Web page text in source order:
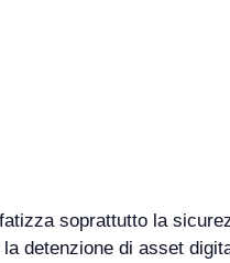
soprattutto la
detenzione di asset